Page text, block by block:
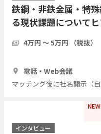
鉄鋼・非鉄金属・特
る現状課題について
4万円 〜 5万円 （税抜）
電話・Web会議
マッチング後に社名開示（自
NEW
インタビュー